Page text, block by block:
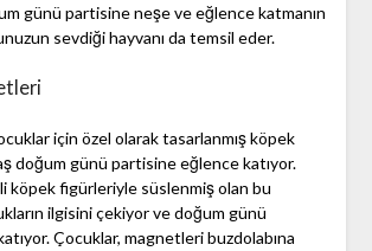
günü partisine neşe ve eğlence katmanın
sevdiği hayvanı da temsil eder.
için özel olarak tasarlanmış köpek
doğum günü partisine eğlence katıyor.
köpek figürleriyle süslenmiş olan bu
ilgisini çekiyor ve doğum günü
Çocuklar, magnetleri buzdolabına